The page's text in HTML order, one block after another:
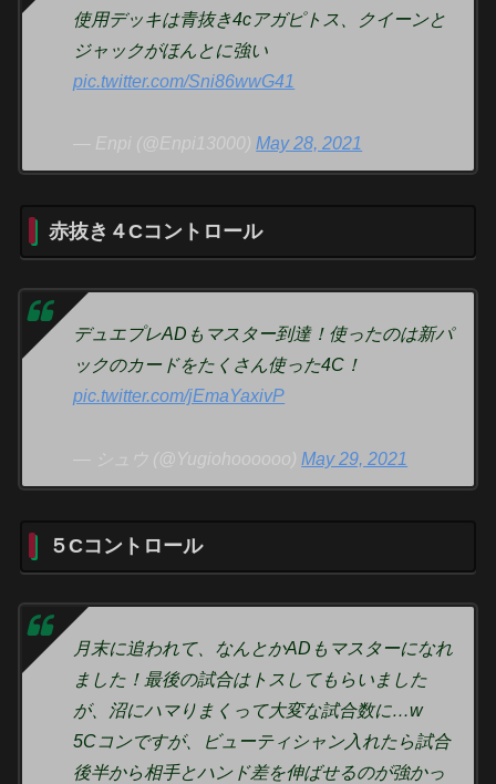
使用デッキは青抜き4cアガピトス、クイーンと
ジャックがほんとに強い
pic.twitter.com/Sni86wwG41
— Enpi (@Enpi13000)May 28, 2021
赤抜き４Cコントロール
デュエプレADもマスター到達！使ったのは新パ
ックのカードをたくさん使った4C！
pic.twitter.com/jEmaYaxivP
— シュウ (@Yugiohoooooo)May 29, 2021
５Cコントロール
月末に追われて、なんとかADもマスターになれ
ました！最後の試合はトスしてもらいました
が、沼にハマりまくって大変な試合数に…w
5Cコンですが、ビューティシャン入れたら試合
後半から相手とハンド差を伸ばせるのが強かっ